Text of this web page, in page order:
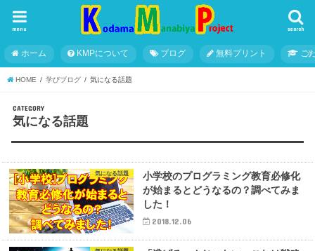
search
menu
ホーム KMPについて ブログ 無料プリント こ
HOME 学びブログ 気になる話題
CATEGORY
気になる話題
気になる話題
小学校のプログラミング教育必修化
が始まるとどうなるの？調べてみま
した！
2018.12.06